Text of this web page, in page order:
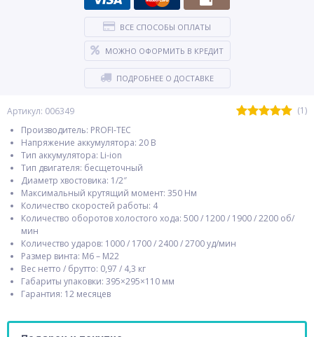
Артикул: 006349
(1)
Производитель: PROFI-TEC
Напряжение аккумулятора: 20 В
Тип аккумулятора: Li-ion
Тип двигателя: бесщеточный
Диаметр хвостовика: 1/2″
Максимальный крутящий момент: 350 Нм
Количество скоростей работы: 4
Количество оборотов холостого хода: 500 / 1200 / 1900 / 2200 об/
мин
Количество ударов: 1000 / 1700 / 2400 / 2700 уд/мин
Размер винта: M6 – M22
Вес нетто / брутто: 0,97 / 4,3 кг
Габариты упаковки: 395×295×110 мм
Гарантия: 12 месяцев
ВСЕ СПОСОБЫ ОПЛАТЫ
МОЖНО ОФОРМИТЬ В КРЕДИТ
ПОДРОБНЕЕ О ДОСТАВКЕ